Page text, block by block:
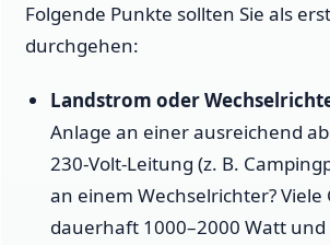
Folgende Punkte sollten Sie als
durchgehen:
Landstrom oder
Anlage an einer ausreichend
230-Volt-Leitung (z. B.
an einem Wechselrichter?
dauerhaft 1000–2000 Watt